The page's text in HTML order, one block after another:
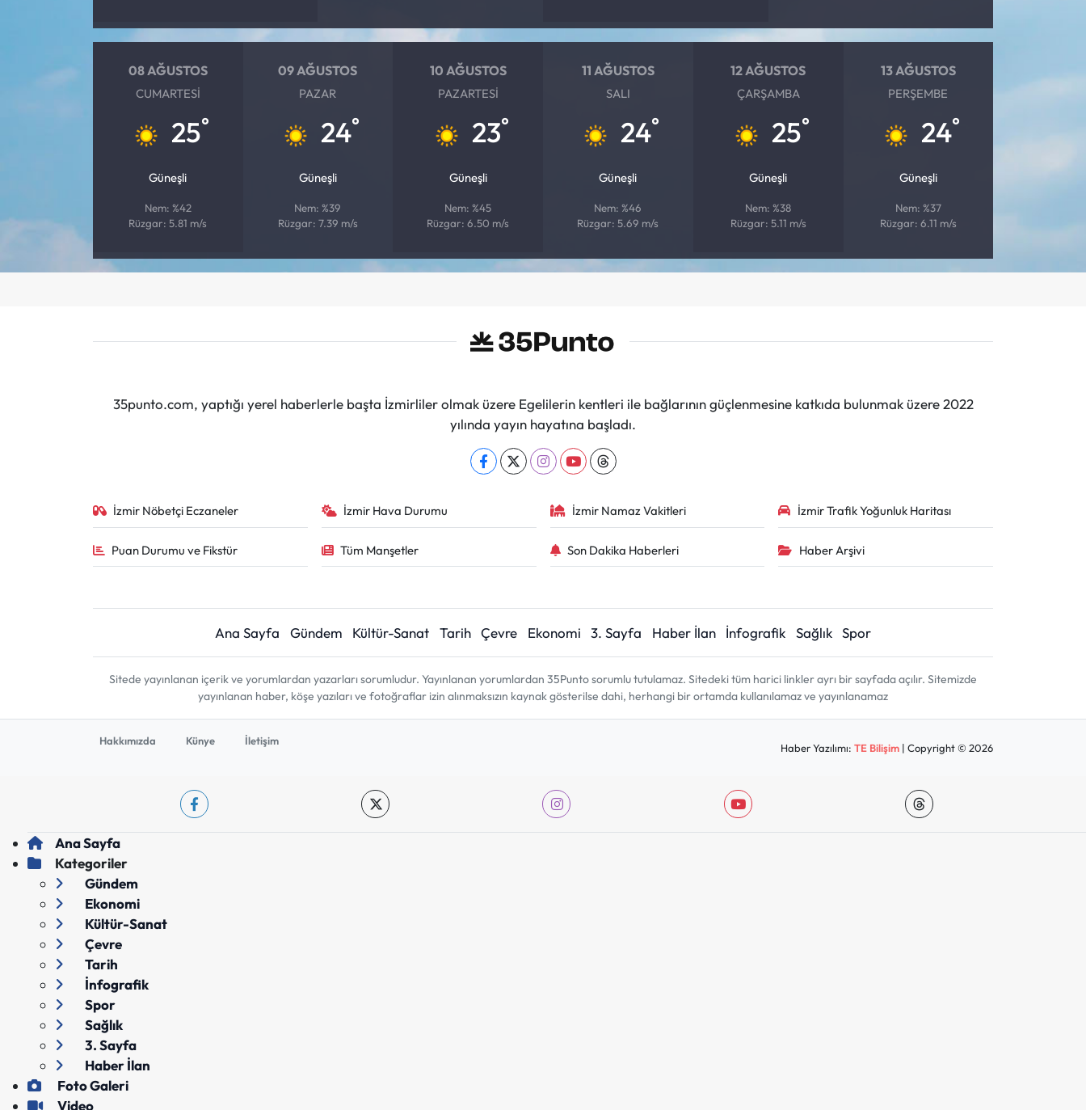
08 AĞUSTOS
CUMARTESI
25°
Güneşli
Nem: %42
Rüzgar: 5.81 m/s
09 AĞUSTOS
PAZAR
24°
Güneşli
Nem: %39
Rüzgar: 7.39 m/s
10 AĞUSTOS
PAZARTESI
23°
Güneşli
Nem: %45
Rüzgar: 6.50 m/s
11 AĞUSTOS
SALI
24°
Güneşli
Nem: %46
Rüzgar: 5.69 m/s
12 AĞUSTOS
ÇARŞAMBA
25°
Güneşli
Nem: %38
Rüzgar: 5.11 m/s
13 AĞUSTOS
PERŞEMBE
24°
Güneşli
Nem: %37
Rüzgar: 6.11 m/s
35punto.com, yaptığı yerel haberlerle başta İzmirliler olmak üzere Egelilerin kentleri ile bağlarının güçlenmesine katkıda bulunmak üzere 2022
yılında yayın hayatına başladı.
İzmir Nöbetçi Eczaneler İzmir Hava Durumu İzmir Namaz Vakitleri İzmir Trafik Yoğunluk Haritası
Puan Durumu ve Fikstür Tüm Manşetler Son Dakika Haberleri Haber Arşivi
Ana Sayfa Gündem Kültür-Sanat Tarih Çevre Ekonomi 3. Sayfa Haber İlan İnfografik Sağlık Spor
Sitede yayınlanan içerik ve yorumlardan yazarları sorumludur. Yayınlanan yorumlardan 35Punto sorumlu tutulamaz. Sitedeki tüm harici linkler ayrı bir sayfada açılır. Sitemizde
yayınlanan haber, köşe yazıları ve fotoğraflar izin alınmaksızın kaynak gösterilse dahi, herhangi bir ortamda kullanılamaz ve yayınlanamaz
Hakkımızda Künye İletişim
Haber Yazılımı:TE Bilişim | Copyright © 2026
Ana Sayfa
Kategoriler
Gündem
Ekonomi
Kültür-Sanat
Çevre
Tarih
İnfografik
Spor
Sağlık
3. Sayfa
Haber İlan
Foto Galeri
Video